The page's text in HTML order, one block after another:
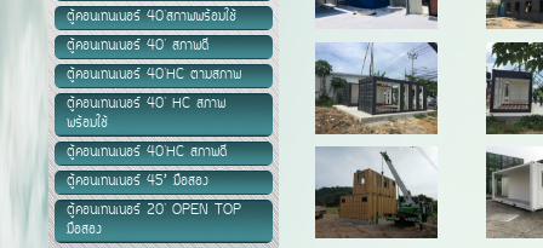
ตู้คอนเทนเนอร์ 40'สภาพพร้อมใช้
ตู้คอนเทนเนอร์ 40' สภาพดี
ตู้คอนเทนเนอร์ 40'HC ตามสภาพ
ตู้คอนเทนเนอร์ 40' HC สภาพ
พร้อมใช้
ตู้คอนเทนเนอร์ 40'HC สภาพดี
ตู้คอนเทนเนอร์ 45’ มือสอง
ตู้คอนเทนเนอร์ 20' OPEN TOP
มือสอง